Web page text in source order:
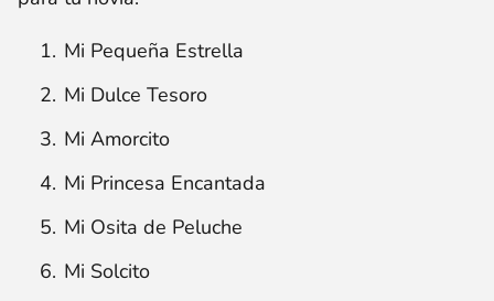
Mi Pequeña Estrella
Mi Dulce Tesoro
Mi Amorcito
Mi Princesa Encantada
Mi Osita de Peluche
Mi Solcito